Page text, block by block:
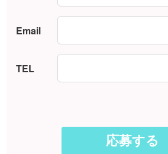
Email
TEL